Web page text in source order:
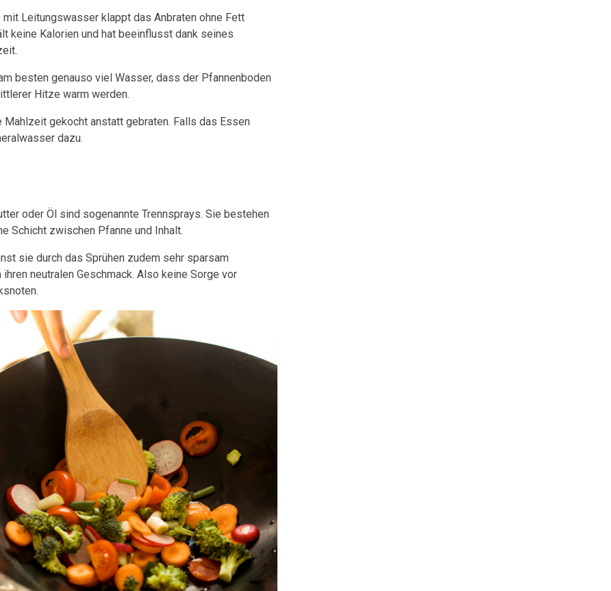
Leitungswasser klappt das Anbraten ohne Fett
keine Kalorien und hat beeinflusst dank seines
besten genauso viel Wasser, dass der Pfannenboden
Hitze warm werden.
gekocht anstatt gebraten. Falls das Essen
dazu.
oder Öl sind sogenannte Trennsprays. Sie bestehen
Schicht zwischen Pfanne und Inhalt.
sie durch das Sprühen zudem sehr sparsam
neutralen Geschmack. Also keine Sorge vor